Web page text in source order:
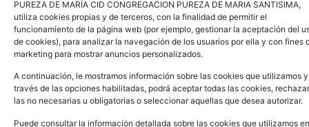
PUREZA DE MARÍA CID CONGREGACION PUREZA DE MARIA SANTISIMA,
utiliza cookies propias y de terceros, con la finalidad de permitir el
funcionamiento de la página web (por ejemplo, gestionar la aceptación del
de cookies), para analizar la navegación de los usuarios por ella y con fines
marketing para mostrar anuncios personalizados.
A continuación, le mostramos información sobre las cookies que utilizamos
través de las opciones habilitadas, podrá aceptar todas las cookies, rechazar
las no necesarias u obligatorias o seleccionar aquellas que desea autorizar.
Puede consultar la información detallada sobre las cookies que utilizamos en